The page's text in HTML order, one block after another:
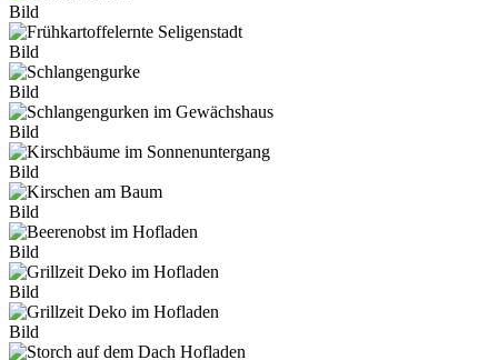
Bild
Bild
Bild
Bild
Bild
Bild
Bild
Bild
Bild